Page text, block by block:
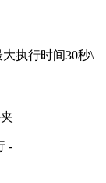
执行时间30秒\
-